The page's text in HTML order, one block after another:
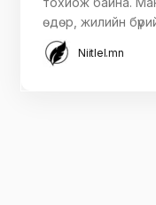
өдөр, жилийн
Niitlel.mn